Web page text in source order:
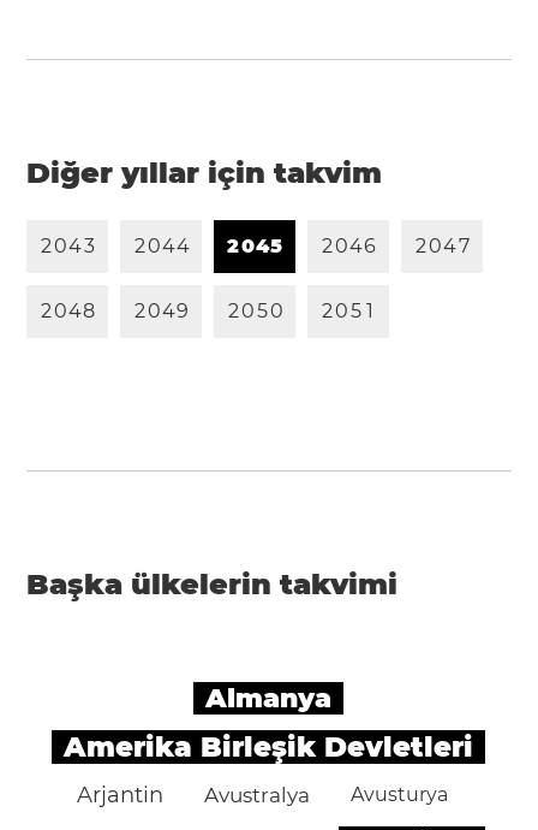
Diğer yıllar için takvim
2043 2044 2045 2046 2047
2048 2049 2050 205 1
Başka ülkelerin takvimi
Almanya
Amerika Birleşik Devletleri
Arjantin Avustralya Avusturya